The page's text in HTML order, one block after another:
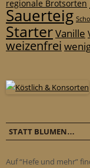
regionale Brotsorten
Sauerteig
StarterVanille
weizenfrei
STATT BLUMEN…
Auf “Hefe und mehr”